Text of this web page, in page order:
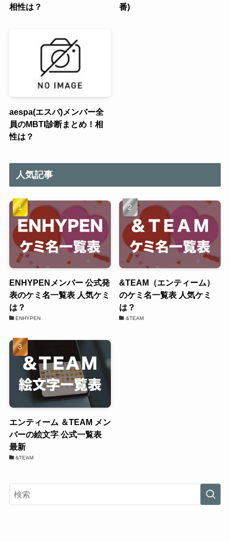
相性は？
番)
aespa(エスパ)メンバー全
員のMBTI診断まとめ！相
性は？
人気記事
ENHYPENメンバー 公式発
表のケミ名一覧表 人気ケミ
は？
ENHYPEN
&TEAM（エンティーム）
のケミ名一覧表 人気ケミ
は？
&TEAM
エンティーム ＆TEAM メン
バーの絵文字 公式一覧表
最新
&TEAM